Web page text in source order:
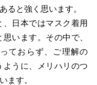
ると強く思います。
日本ではマスク着用
います。その中で、
ておらず、ご理解の
ように、メリハリのつ
ます。